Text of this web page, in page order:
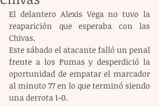
El delantero Alexis Vega no tuvo la
reaparición que esperaba con las
Chivas.
Este sábado el atacante falló un penal
frente a los Pumas y desperdició la
oportunidad de empatar el marcador
al minuto 77 en lo que terminó siendo
una derrota 1-0.